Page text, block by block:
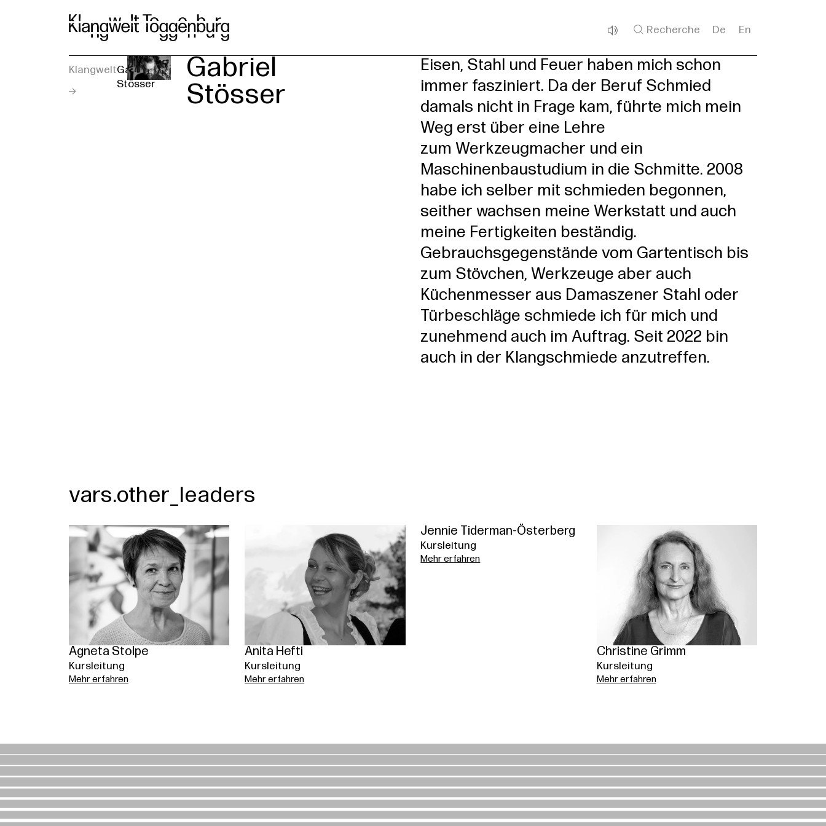
Recherche De En
KlangweltGabriel
Stösser
Gabriel
Stösser
Eisen, Stahl und Feuer haben mich schon
immer fasziniert. Da der Beruf Schmied
damals nicht in Frage kam, führte mich mein
Weg erst über eine Lehre
zum Werkzeugmacher und ein
Maschinenbaustudium in die Schmitte. 2008
habe ich selber mit schmieden begonnen,
seither wachsen meine Werkstatt und auch
meine Fertigkeiten beständig.
Gebrauchsgegenstände vom Gartentisch bis
zum Stövchen, Werkzeuge aber auch
Küchenmesser aus Damaszener Stahl oder
Türbeschläge schmiede ich für mich und
zunehmend auch im Auftrag. Seit 2022 bin
auch in der Klangschmiede anzutreffen.
vars.other_leaders
Agneta Stolpe
Kursleitung
Mehr erfahren
Anita Hefti
Kursleitung
Mehr erfahren
Jennie Tiderman-Österberg
Kursleitung
Mehr erfahren
Christine Grimm
Kursleitung
Mehr erfahren